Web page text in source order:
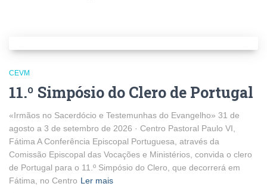
CEVM
11.º Simpósio do Clero de Portugal
«Irmãos no Sacerdócio e Testemunhas do Evangelho» 31 de
agosto a 3 de setembro de 2026 · Centro Pastoral Paulo VI,
Fátima A Conferência Episcopal Portuguesa, através da
Comissão Episcopal das Vocações e Ministérios, convida o clero
de Portugal para o 11.º Simpósio do Clero, que decorrerá em
Fátima, no Centro Ler mais